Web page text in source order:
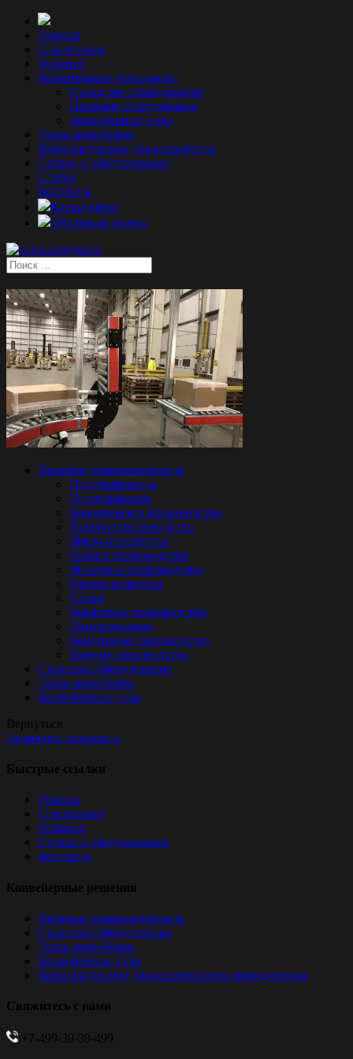
Главная
О компании
Решения
Конвейерные технологии
Складское оборудование
Пищевое оборудование
Конвейерные узлы
Типы конвейеров
Комплектующие для конвейеров
Сервис и обслуживание
Статьи
Контакты
Калькулятор
Обратный звонок
Пищевая промышленность
Полуфабрикаты
Птицефабрики
Кондитерское производство
Хлебное производство
Мясо-переработка
Рыбное производство
Молочное производство
Овощи и фрукты
Снэки
Конфетное производство
Линии розлива
Консервное производство
Винное производство
Складское оборудование
Типы конвейеров
Конвейерные узлы
Вернуться
Запросить стоимость
Быстрые ссылки
Главная
О компании
Решения
Сервис и обслуживание
Контакты
Конвейерные решения
Пищевая промышленность
Складское оборудование
Типы конвейеров
Конвейерные узлы
Комплектующие для конвейерного оборудования
Свяжитесь с нами
+7-499-39-39-499